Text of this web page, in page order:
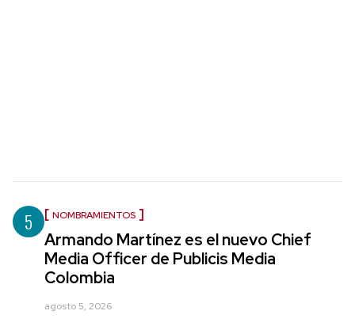
5 NOMBRAMIENTOS
Armando Martínez es el nuevo Chief
Media Officer de Publicis Media
Colombia
agosto 5, 2026